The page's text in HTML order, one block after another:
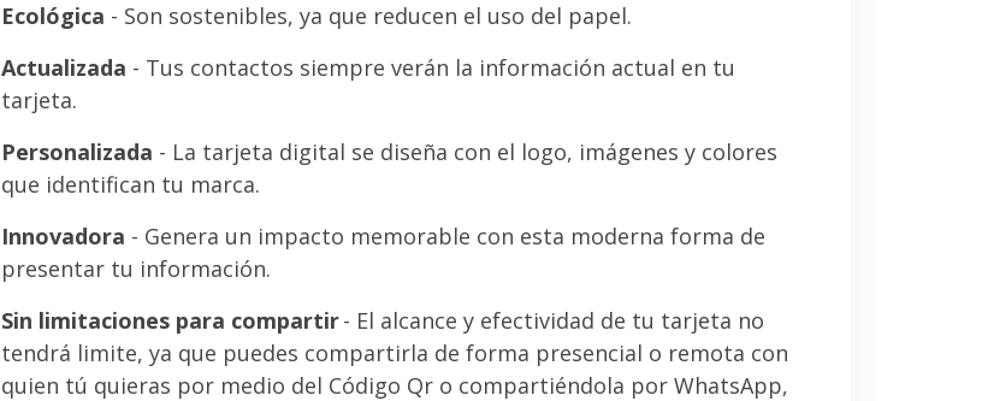
Ecológica - Son sostenibles, ya que reducen el uso del papel.
Actualizada - Tus contactos siempre verán la información actual en tu
tarjeta.
Personalizada - La tarjeta digital se diseña con el logo, imágenes y colores
que identifican tu marca.
Innovadora - Genera un impacto memorable con esta moderna forma de
presentar tu información.
Sin limitaciones para compartir- El alcance y efectividad de tu tarjeta no
tendrá limite, ya que puedes compartirla de forma presencial o remota con
quien tú quieras por medio del Código Qr o compartiéndola por WhatsApp,